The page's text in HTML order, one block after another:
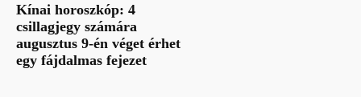
Kínai horoszkóp: 4
csillagjegy számára
augusztus 9-én véget érhet
egy fájdalmas fejezet